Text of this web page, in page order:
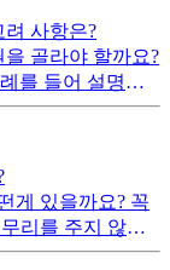
관없이 빠른 체
까요? 건강을
사항은?
골라야 할까요?
를 들어 설명해
같습니다. 구입해
게 있을까요? 꼭
리를 주지 않는
영양제도 포함시